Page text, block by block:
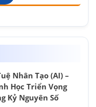
Nhân Tạo (AI) –
Học Triển Vọng
Kỷ Nguyên Số